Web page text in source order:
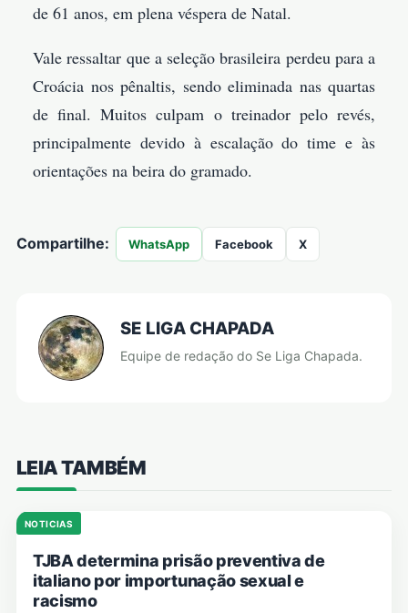
de 61 anos, em plena véspera de Natal.
Vale ressaltar que a seleção brasileira perdeu para a
Croácia nos pênaltis, sendo eliminada nas quartas
de final. Muitos culpam o treinador pelo revés,
principalmente devido à escalação do time e às
orientações na beira do gramado.
Compartilhe: WhatsApp Facebook X
SE LIGA CHAPADA
Equipe de redação do Se Liga Chapada.
LEIA TAMBÉM
NOTICIAS
TJBA determina prisão preventiva de
italiano por importunação sexual e
racismo